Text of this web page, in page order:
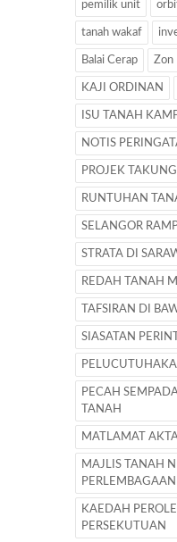
pemilik unit
tanah wakaf
Balai Cerap Zon
KAJI ORDINAN
ISU TANAH
NOTIS
PROJEK
RUNTUHAN
SELANGOR
STRATA DI
REDAH TANAH
TAFSIRAN DI
SIASATAN
PECAH
TANAH
MATLAMAT
MAJLIS TANAH
KAEDAH
PERSEKUTUAN